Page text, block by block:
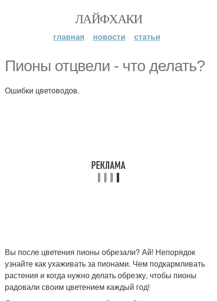
ЛАЙФХАКИ
главная новости статьи
Пионы отцвели - что делать?
Ошибки цветоводов.
Вы после цветения пионы обрезали? Ай! Непорядок
узнайте как ухаживать за пионами. Чем подкармливать
растения и когда нужно делать обрезку, чтобы пионы
радовали своим цветением каждый год!